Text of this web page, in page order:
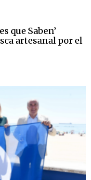
que Saben’
artesanal por el